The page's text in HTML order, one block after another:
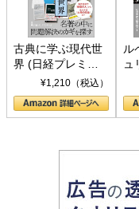
古典に学ぶ現代世
界 (日経プレミア
シリーズ)¥1,210（税込）
ル
ュ
の